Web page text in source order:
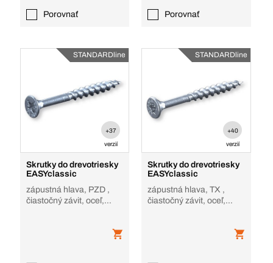
Porovnať Porovnať
STANDARDline
+37
verzií
Skrutky do drevotriesky
EASYclassic
zápustná hlava, PZD ,
čiastočný závit, oceľ,
STANDARDline
+40
verzií
Skrutky do drevotriesky
EASYclassic
zápustná hlava, TX ,
čiastočný závit, oceľ,